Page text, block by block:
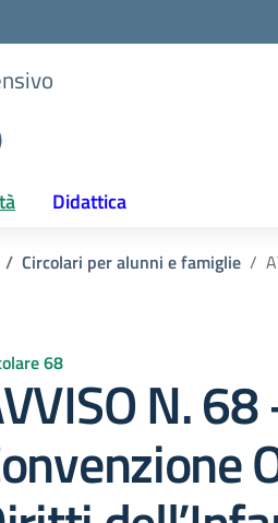
Didattica
Circolari per alunni e famiglie
68
N. 68